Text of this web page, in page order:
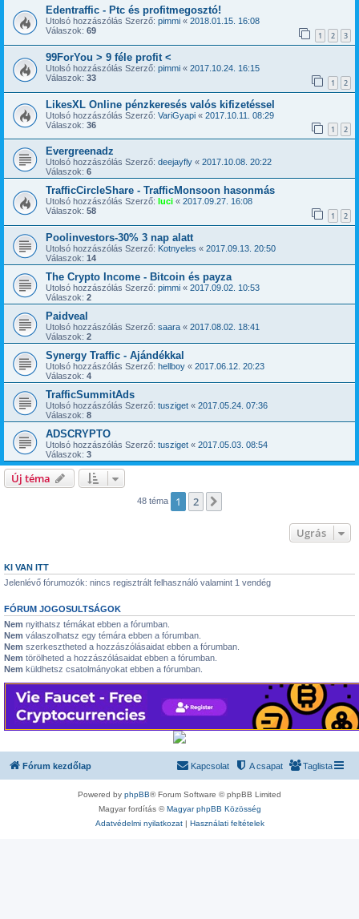
Edentraffic - Ptc és profitmegosztó!
Utolsó hozzászólás Szerző: pimmi « 2018.01.15. 16:08
Válaszok: 69 1 2 3
99ForYou > 9 féle profit <
Utolsó hozzászólás Szerző: pimmi « 2017.10.24. 16:15
Válaszok: 33 1 2
LikesXL Online pénzkeresés valós kifizetéssel
Utolsó hozzászólás Szerző: VariGyapi « 2017.10.11. 08:29
Válaszok: 36 1 2
Evergreenadz
Utolsó hozzászólás Szerző: deejayfly « 2017.10.08. 20:22
Válaszok: 6
TrafficCircleShare - TrafficMonsoon hasonmás
Utolsó hozzászólás Szerző: luci « 2017.09.27. 16:08
Válaszok: 58 1 2
Poolinvestors-30% 3 nap alatt
Utolsó hozzászólás Szerző: Kotnyeles « 2017.09.13. 20:50
Válaszok: 14
The Crypto Income - Bitcoin és payza
Utolsó hozzászólás Szerző: pimmi « 2017.09.02. 10:53
Válaszok: 2
Paidveal
Utolsó hozzászólás Szerző: saara « 2017.08.02. 18:41
Válaszok: 2
Synergy Traffic - Ajándékkal
Utolsó hozzászólás Szerző: hellboy « 2017.06.12. 20:23
Válaszok: 4
TrafficSummitAds
Utolsó hozzászólás Szerző: tusziget « 2017.05.24. 07:36
Válaszok: 8
ADSCRYPTO
Utolsó hozzászólás Szerző: tusziget « 2017.05.03. 08:54
Válaszok: 3
Új téma
48 téma 1 2
Ugrás
KI VAN ITT
Jelenlévő fórumozók: nincs regisztrált felhasználó valamint 1 vendég
FÓRUM JOGOSULTSÁGOK
Nem nyithatsz témákat ebben a fórumban.
Nem válaszolhatsz egy témára ebben a fórumban.
Nem szerkesztheted a hozzászólásaidat ebben a fórumban.
Nem törölheted a hozzászólásaidat ebben a fórumban.
Nem küldhetsz csatolmányokat ebben a fórumban.
Fórum kezdőlap Taglista
A csapat
Kapcsolat
Powered by phpBB® Forum Software © phpBB Limited
Magyar fordítás ©Magyar phpBB Közösség
Adatvédelmi nyilatkozat| Használati feltételek